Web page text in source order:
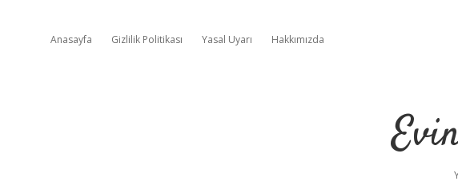
Anasayfa Gizlilik Politikası Yasal Uyarı Hakkımızda